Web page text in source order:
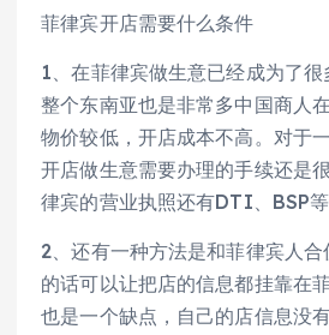
菲律宾开店需要什么条件
1、在菲律宾做生意已经成为了
整个东南亚也是非常多中国商人
物价较低，开店成本不高。对于
开店做生意需要办理的手续还是
律宾的营业执照还有DTI、BSP等
2、还有一种方法是和菲律宾人
的话可以让把店的信息都挂靠在
也是一个缺点，自己的店信息没